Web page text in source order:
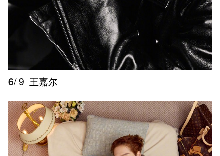
6/ 9 王嘉尔